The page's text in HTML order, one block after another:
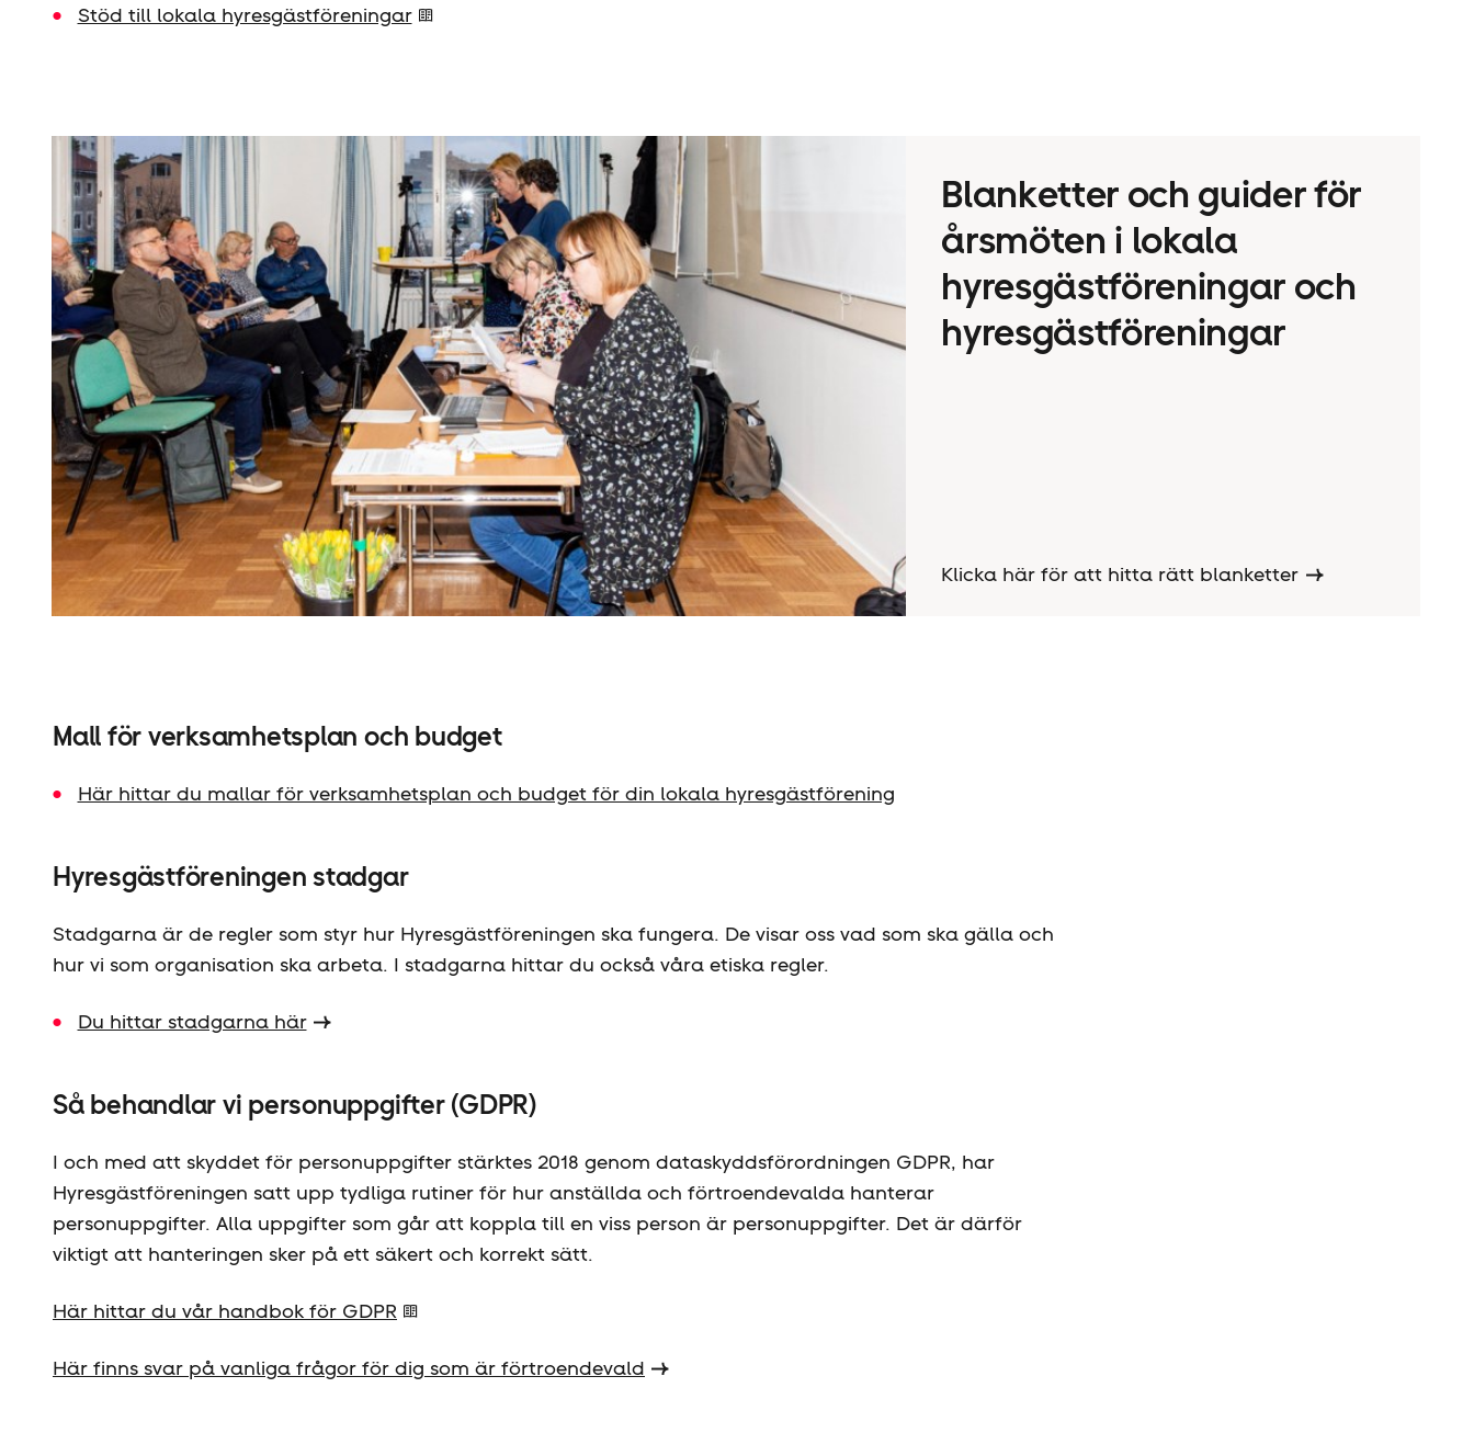
Stöd till lokala hyresgäst­föreningar
Blanketter och guider för
årsmöten i lokala
hyresgäst­föreningar och
hyresgäst­föreningar
Klicka här för att hitta rätt blanketter
Mall för verksamhetsplan och budget
Här hittar du mallar för verksamhetsplan och budget för din lokala hyresgäst­förening
Hyresgäst­föreningen stadgar
Stadgarna är de regler som styr hur Hyresgäst­föreningen ska fungera. De visar oss vad som ska gälla och
hur vi som organisation ska arbeta. I stadgarna hittar du också våra etiska regler.
Du hittar stadgarna här
Så behandlar vi personuppgifter (GDPR)
I och med att skyddet för personuppgifter stärktes 2018 genom dataskyddsförordningen GDPR, har
Hyresgäst­föreningen satt upp tydliga rutiner för hur anställda och förtroendevalda hanterar
personuppgifter. Alla uppgifter som går att koppla till en viss person är personuppgifter. Det är därför
viktigt att hanteringen sker på ett säkert och korrekt sätt.
Här hittar du vår handbok för GDPR
Här finns svar på vanliga frågor för dig som är förtroendevald